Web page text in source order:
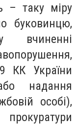
– таку міру
буковинцю,
вчиненні
КК України
надання
особі),